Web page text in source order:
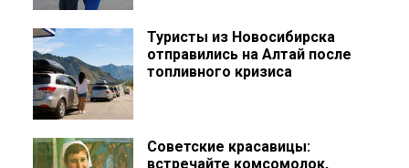
Туристы из Новосибирска
отправились на Алтай после
топливного кризиса
Советские красавицы:
встречайте комсомолок,